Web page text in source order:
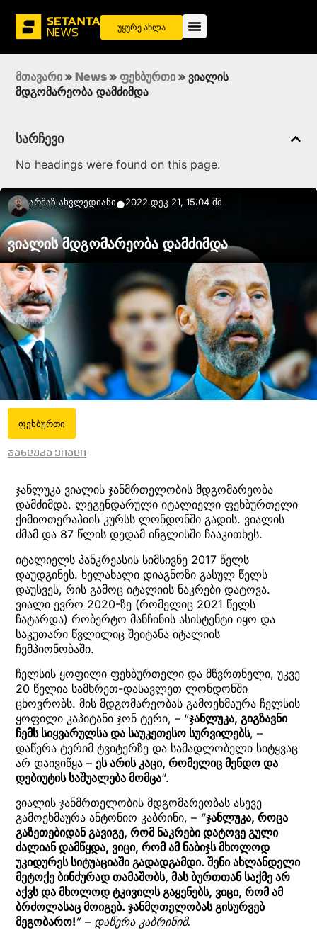
უყურე ახლა
მთავარი » News » ფეხბურთი » ვიალის
მდგომარეობა დამძიმდა
სარჩევი
No headings were found on this page.
Არმაზ Ახვლედიანი●2022 დეკ 21, 15:04 შშ
ვიალის მდგომარეობა დამძიმდა
ფეხბურთი
ჯანლუკა ვიალი
ჯანლუკა ვიალის ჯანმრთელობის მდგომარეობა
დამძიმდა. ლეგენდარული იტალიელი ფეხბურთელი
ქიმიოთერაპიის კურსს ლონდონში გადის. ვიალის
ძმამ და 87 წლის დედამ ინგლისში ჩააკითხეს.
იტალიელს პანკრეასის სიმსივნე 2017 წელს
დაუდგინეს. ხელახალი დიაგნოზი გასულ წელს
დაუსვეს, რის გამოც იტალიის ნაკრები დატოვა.
ვიალი ევრო 2020-ზე (რომელიც 2021 წელს
ჩატარდა) რობერტო მანჩინის ასისტენტი იყო და
საკუთარი წვლილიც შეიტანა იტალიის
ჩემპიონობაში.
ჩელსის ყოფილი ფეხბურთელი და მწვრთნელი, უკვე
20 წელია სამხრეთ-დასავლეთ ლონდონში
ცხოვრობს. მის მდგომარეობას გამოეხმაურა ჩელსის
ყოფილი კაპიტანი ჯონ ტერი, – “ჯანლუკა, გიგზავნი
ჩემს სიყვარულსა და საუკეთესო სურვილებს, –
დაწერა ტერიმ ტვიტერზე და სამადლობელი სიტყვაც
არ დაივიწყა – ეს არის კაცი, რომელიც მენდო და
დებიუტის საშუალება მომცა“.
ვიალის ჯანმრთელობის მდგომარეობას ასევე
გამოეხმაურა ანტონიო კაბრინი, – “ჯანლუკა, როცა
გაზეთებიდან გავიგე, რომ ნაკრები დატოვე გული
ძალიან დამწყდა, ვიცი, რომ ამ ნაბიჯს მხოლოდ
უკიდურეს სიტუაციაში გადადგამდი. შენი ახლანდელი
მეტოქე ბინძურად თამაშობს, მას ბურთთან საქმე არ
აქვს და მხოლოდ ტკივილს გაყენებს, ვიცი, რომ ამ
ბრძოლასაც მოიგებ. ჯანმღთელობას გისურვებ
მეგობარო!” – დაწერა კაბრინიმ.